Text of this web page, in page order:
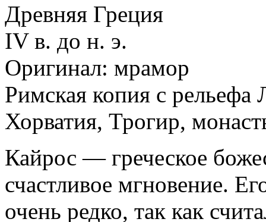
Древняя Греция
IV в. до н. э.
Оригинал: мрамор
Римская копия с рельефа
Хорватия, Трогир,
Кайрос — греческое
счастливое мгновение.
очень редко, так как